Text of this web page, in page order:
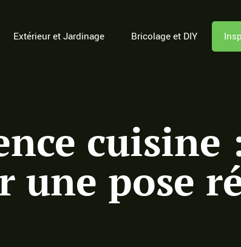
Extérieur et Jardinage Bricolage et DIY
cuisine
une pose